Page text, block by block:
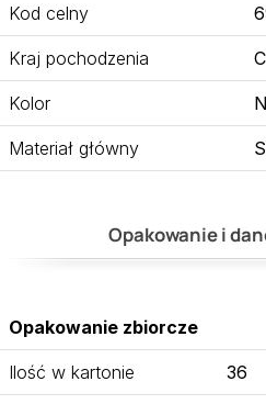
Kod celny
Kraj pochodzenia
Kolor
Materiał główny
Opakowanie i
Opakowanie zbiorcze
Ilość w kartonie 36